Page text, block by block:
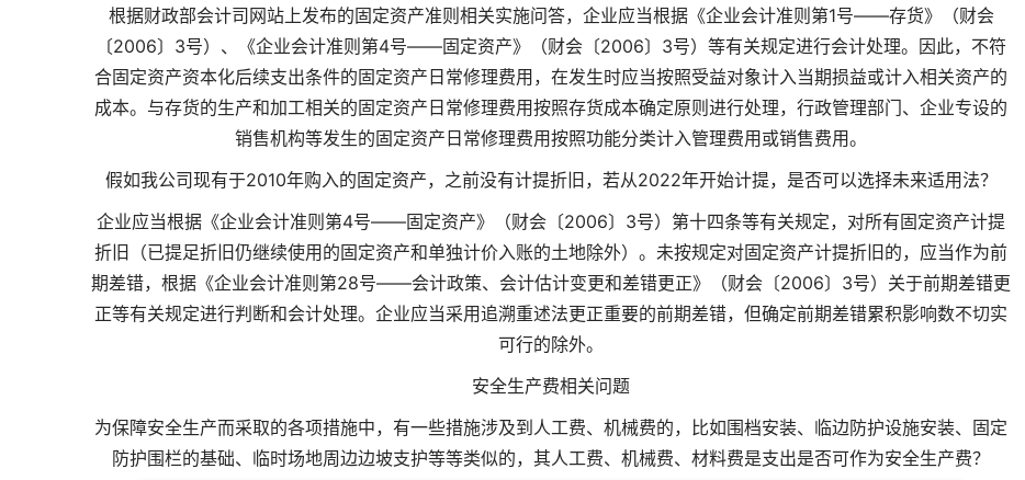
根据财政部会计司网站上发布的固定资产准则相关实施问答，企业应当根据《企业会计准则第1号——存货》（财会
〔2006〕3号）、《企业会计准则第4号——固定资产》（财会〔2006〕3号）等有关规定进行会计处理。因此，不符
合固定资产资本化后续支出条件的固定资产日常修理费用，在发生时应当按照受益对象计入当期损益或计入相关资产的
成本。与存货的生产和加工相关的固定资产日常修理费用按照存货成本确定原则进行处理，行政管理部门、企业专设的
销售机构等发生的固定资产日常修理费用按照功能分类计入管理费用或销售费用。
假如我公司现有于2010年购入的固定资产，之前没有计提折旧，若从2022年开始计提，是否可以选择未来适用法？
企业应当根据《企业会计准则第4号——固定资产》（财会〔2006〕3号）第十四条等有关规定，对所有固定资产计提
折旧（已提足折旧仍继续使用的固定资产和单独计价入账的土地除外）。未按规定对固定资产计提折旧的，应当作为前
期差错，根据《企业会计准则第28号——会计政策、会计估计变更和差错更正》（财会〔2006〕3号）关于前期差错更
正等有关规定进行判断和会计处理。企业应当采用追溯重述法更正重要的前期差错，但确定前期差错累积影响数不切实
可行的除外。
安全生产费相关问题
为保障安全生产而采取的各项措施中，有一些措施涉及到人工费、机械费的，比如围档安装、临边防护设施安装、固定
防护围栏的基础、临时场地周边边坡支护等等类似的，其人工费、机械费、材料费是支出是否可作为安全生产费？